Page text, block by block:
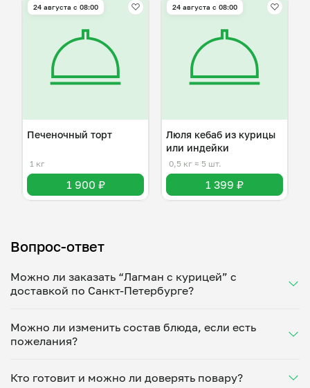
24 августа с 08:00
Печеночный торт
1 кг
1 900 ₽
24 августа с 08:00
Люля кебаб из курицы
или индейки
0,5 кг ≈ 5 шт.
1 399 ₽
Вопрос-ответ
Можно ли заказать “Лагман с курицей” с
доставкой по Санкт-Петербурге?
Укажите удобное время — и получите свежее
домашнее блюдо в большой порции прямо с плиты.
минут. Статус заказа отслеживайте в личном
кабинете, а с поваром можно связаться напрямую в
Можно ли изменить состав блюда, если есть
пожелания?
ваши предпочтения: уберет специи, снизит
Кто готовит и можно ли доверять повару?